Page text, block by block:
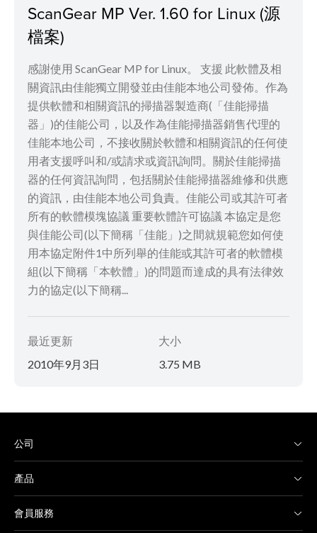
ScanGear MP Ver. 1.60 for Linux (源
檔案)
感謝使用 ScanGear MP for Linux。 支援 此軟體及相
關資訊由佳能獨立開發並由佳能本地公司發佈。作為
提供軟體和相關資訊的掃描器製造商(「佳能掃描
器」)的佳能公司，以及作為佳能掃描器銷售代理的
佳能本地公司，不接收關於軟體和相關資訊的任何使
用者支援呼叫和/或請求或資訊詢問。關於佳能掃描
器的任何資訊詢問，包括關於佳能掃描器維修和供應
的資訊，由佳能本地公司負責。佳能公司或其許可者
所有的軟體模塊協議 重要軟體許可協議 本協定是您
與佳能公司(以下簡稱「佳能」)之間就規範您如何使
用本協定附件1中所列舉的佳能或其許可者的軟體模
組(以下簡稱「本軟體」)的問題而達成的具有法律效
力的協定(以下簡稱...
最近更新
2010年9月3日
大小
3.75 MB
公司
產品
會員服務